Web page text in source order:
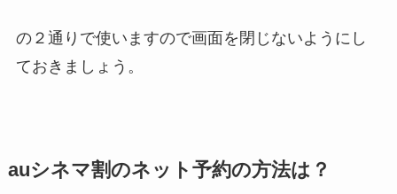
の２通りで使いますので画面を閉じないようにし
ておきましょう。
auシネマ割のネット予約の方法は？